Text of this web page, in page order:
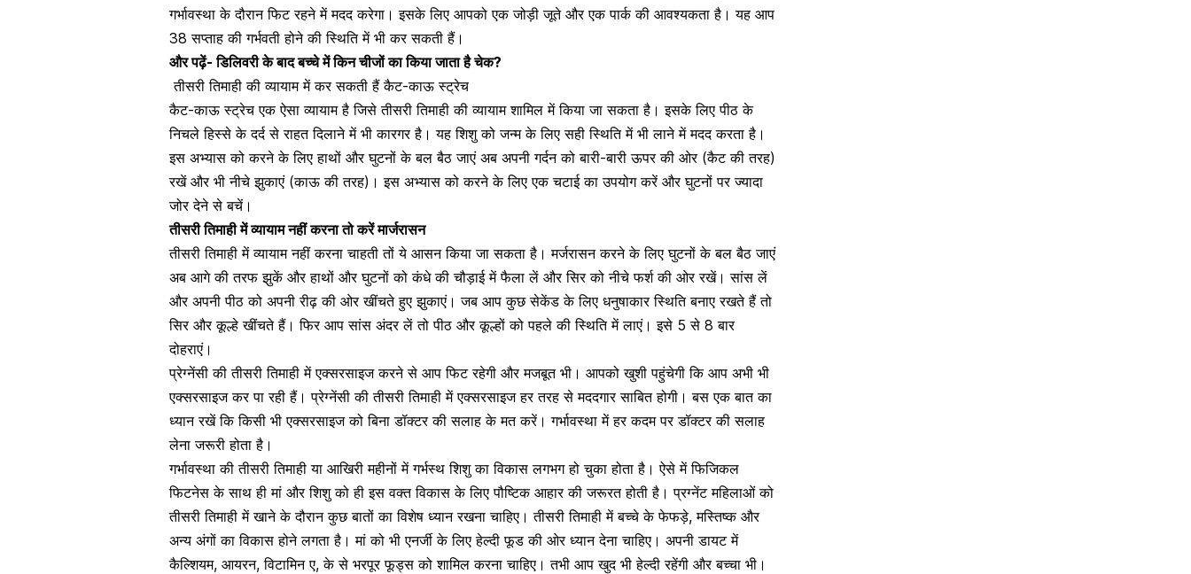
गर्भावस्था के दौरान फिट रहने में मदद करेगा। इसके लिए आपको एक जोड़ी जूते और एक पार्क की आवश्यकता है। यह आप
38 सप्ताह की गर्भवती होने की स्थिति में भी कर सकती हैं।
और पढ़ें-डिलिवरी के बाद बच्चे में किन चीजों का किया जाता है चेक?
तीसरी तिमाही की व्यायाम में कर सकती हैं कैट-काऊ स्ट्रेच
कैट-काऊ स्ट्रेच एक ऐसा व्यायाम है जिसे तीसरी तिमाही की व्यायाम शामिल में किया जा सकता है। इसके लिएपीठ के
निचले हिस्से के दर्दसे राहत दिलाने में भी कारगर है। यह शिशु को जन्म के लिए सही स्थिति में भी लाने में मदद करता है।
इस अभ्यास को करने के लिए हाथों और घुटनों के बल बैठ जाएं अब अपनी गर्दन को बारी-बारी ऊपर की ओर (कैट की तरह)
रखें और भी नीचे झुकाएं (काऊ की तरह)। इस अभ्यास को करने के लिए एक चटाई का उपयोग करें और घुटनों पर ज्यादा
जोर देने से बचें।
तीसरी तिमाही मेंव्यायामनहीं करना तो करें मार्जरासन
तीसरी तिमाही में व्यायाम नहीं करना चाहती तों ये आसन किया जा सकता है। मर्जरासन करने के लिए घुटनों के बल बैठ जाएं
अब आगे की तरफ झुकें और हाथों और घुटनों को कंधे की चौड़ाई में फैला लें और सिर को नीचे फर्श की ओर रखें। सांस लें
और अपनी पीठ को अपनी रीढ़ की ओर खींचते हुए झुकाएं। जब आप कुछ सेकेंड के लिए धनुषाकार स्थिति बनाए रखते हैं तो
सिर और कूल्हे खींचते हैं। फिर आप सांस अंदर लें तो पीठ और कूल्हों को पहले की स्थिति में लाएं। इसे 5 से 8 बार
दोहराएं।
प्रेग्नेंसी की तीसरी तिमाही में एक्सरसाइज करने से आप फिट रहेगी और मजबूत भी। आपको खुशी पहुंचेगी कि आप अभी भी
एक्सरसाइज कर पा रही हैं। प्रेग्नेंसी की तीसरी तिमाही में एक्सरसाइज हर तरह से मददगार साबित होगी। बस एक बात का
ध्यान रखें कि किसी भी एक्सरसाइज को बिना डॉक्टर की सलाह के मत करें। गर्भावस्था में हर कदम पर डॉक्टर की सलाह
लेना जरूरी होता है।
गर्भावस्था की तीसरी तिमाही या आखिरी महीनों में गर्भस्थ शिशु का विकास लगभग हो चुका होता है। ऐसे में फिजिकल
फिटनेस के साथ ही मां और शिशु को ही इस वक्त विकास के लिए पौष्टिक आहार की जरूरत होती है। प्रग्नेंट महिलाओं को
तीसरी तिमाही में खाने के दौरान कुछ बातों का विशेष ध्यान रखना चाहिए। तीसरी तिमाही में बच्चे के फेफड़े, मस्तिष्क और
अन्य अंगों का विकास होने लगता है। मां को भी एनर्जी के लिए हेल्दी फूड की ओर ध्यान देना चाहिए। अपनी डायट में
कैल्शियम, आयरन, विटामिन ए, के से भरपूर फूड्स को शामिल करना चाहिए। तभी आप खुद भी हेल्दी रहेंगी और बच्चा भी।